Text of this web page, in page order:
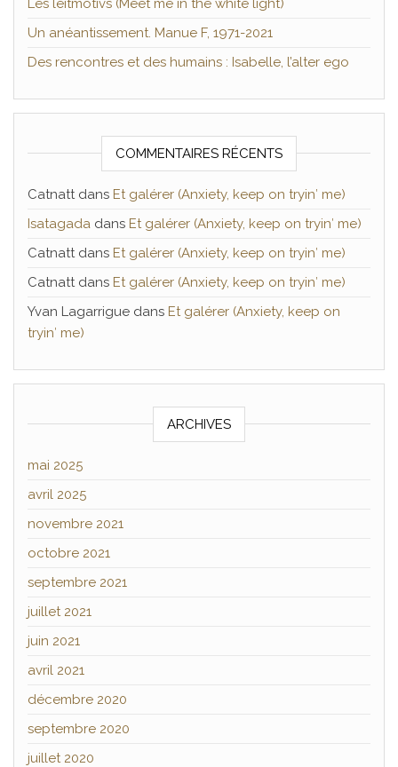
Les leitmotivs (Meet me in the white light)
Un anéantissement. Manue F, 1971-2021
Des rencontres et des humains : Isabelle, l’alter ego
COMMENTAIRES RÉCENTS
Catnattdans Et galérer (Anxiety, keep on tryin′ me)
Isatagada dans Et galérer (Anxiety, keep on tryin′ me)
Catnattdans Et galérer (Anxiety, keep on tryin′ me)
Catnattdans Et galérer (Anxiety, keep on tryin′ me)
Yvan Lagarrigue dans Et galérer (Anxiety, keep on
tryin′ me)
ARCHIVES
mai 2025
avril 2025
novembre 2021
octobre 2021
septembre 2021
juillet 2021
juin 2021
avril 2021
décembre 2020
septembre 2020
juillet 2020